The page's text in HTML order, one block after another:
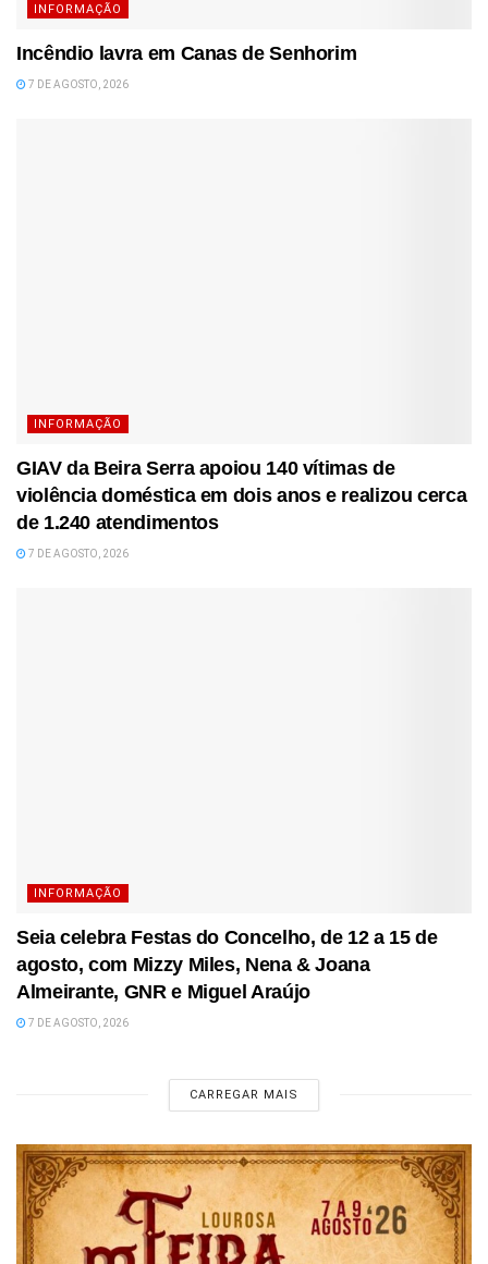
INFORMAÇÃO
Incêndio lavra em Canas de Senhorim
7 DE AGOSTO, 2026
INFORMAÇÃO
GIAV da Beira Serra apoiou 140 vítimas de
violência doméstica em dois anos e realizou cerca
de 1.240 atendimentos
7 DE AGOSTO, 2026
INFORMAÇÃO
Seia celebra Festas do Concelho, de 12 a 15 de
agosto, com Mizzy Miles, Nena & Joana
Almeirante, GNR e Miguel Araújo
7 DE AGOSTO, 2026
CARREGAR MAIS